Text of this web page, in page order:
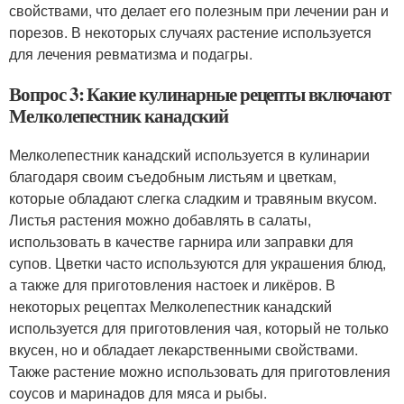
свойствами, что делает его полезным при лечении ран и
порезов. В некоторых случаях растение используется
для лечения ревматизма и подагры.
Вопрос 3: Какие кулинарные рецепты включают
Мелколепестник канадский
Мелколепестник канадский используется в кулинарии
благодаря своим съедобным листьям и цветкам,
которые обладают слегка сладким и травяным вкусом.
Листья растения можно добавлять в салаты,
использовать в качестве гарнира или заправки для
супов. Цветки часто используются для украшения блюд,
а также для приготовления настоек и ликёров. В
некоторых рецептах Мелколепестник канадский
используется для приготовления чая, который не только
вкусен, но и обладает лекарственными свойствами.
Также растение можно использовать для приготовления
соусов и маринадов для мяса и рыбы.